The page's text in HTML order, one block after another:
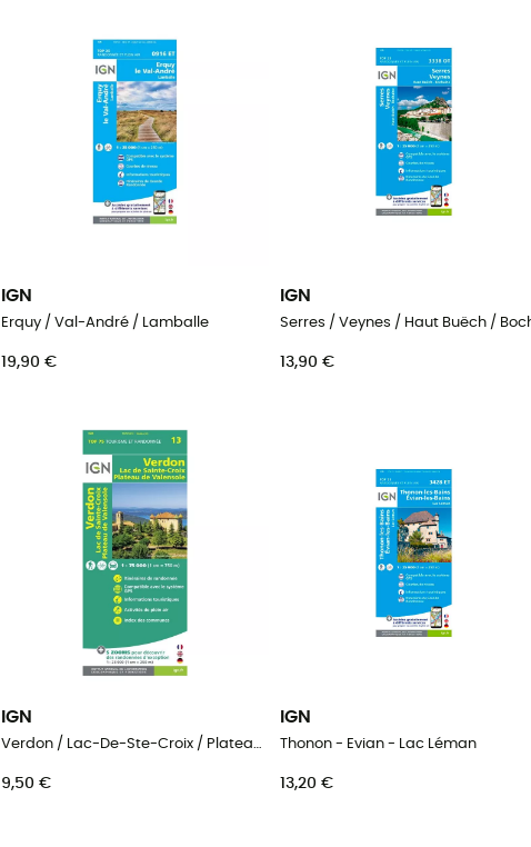
IGN
Erquy / Val-André / Lamballe
19,90 €
IGN
13,90 €
IGN
Verdon / Lac-De-Ste-Croix / Plateau-De-Valensole
9,50 €
IGN
Thonon - Evian - Lac Léman
13,20 €